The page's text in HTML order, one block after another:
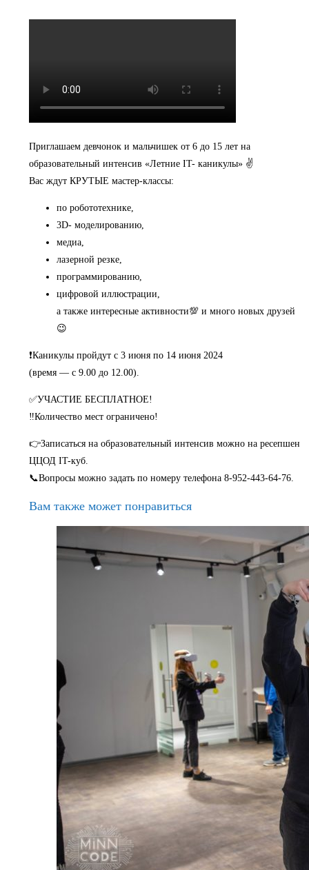
Приглашаем девчонок и мальчишек от 6 до 15 лет на
образовательный интенсив «Летние IT- каникулы» ✌
Вас ждут КРУТЫЕ мастер-классы:
по робототехнике,
3D- моделированию,
медиа,
лазерной резке,
программированию,
цифровой иллюстрации,
а также интересные активности💯 и много новых друзей
😉
❗Каникулы пройдут с 3 июня по 14 июня 2024
(время — с 9.00 до 12.00).
✅УЧАСТИЕ БЕСПЛАТНОЕ!
‼Количество мест ограничено!
👉Записаться на образовательный интенсив можно на ресепшен
ЦЦОД IT-куб.
📞Вопросы можно задать по номеру телефона 8-952-443-64-76.
Вам также может понравиться